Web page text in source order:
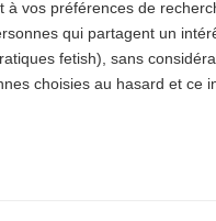
à vos préférences de
qui partagent un
fetish), sans
choisies au hasard et ce